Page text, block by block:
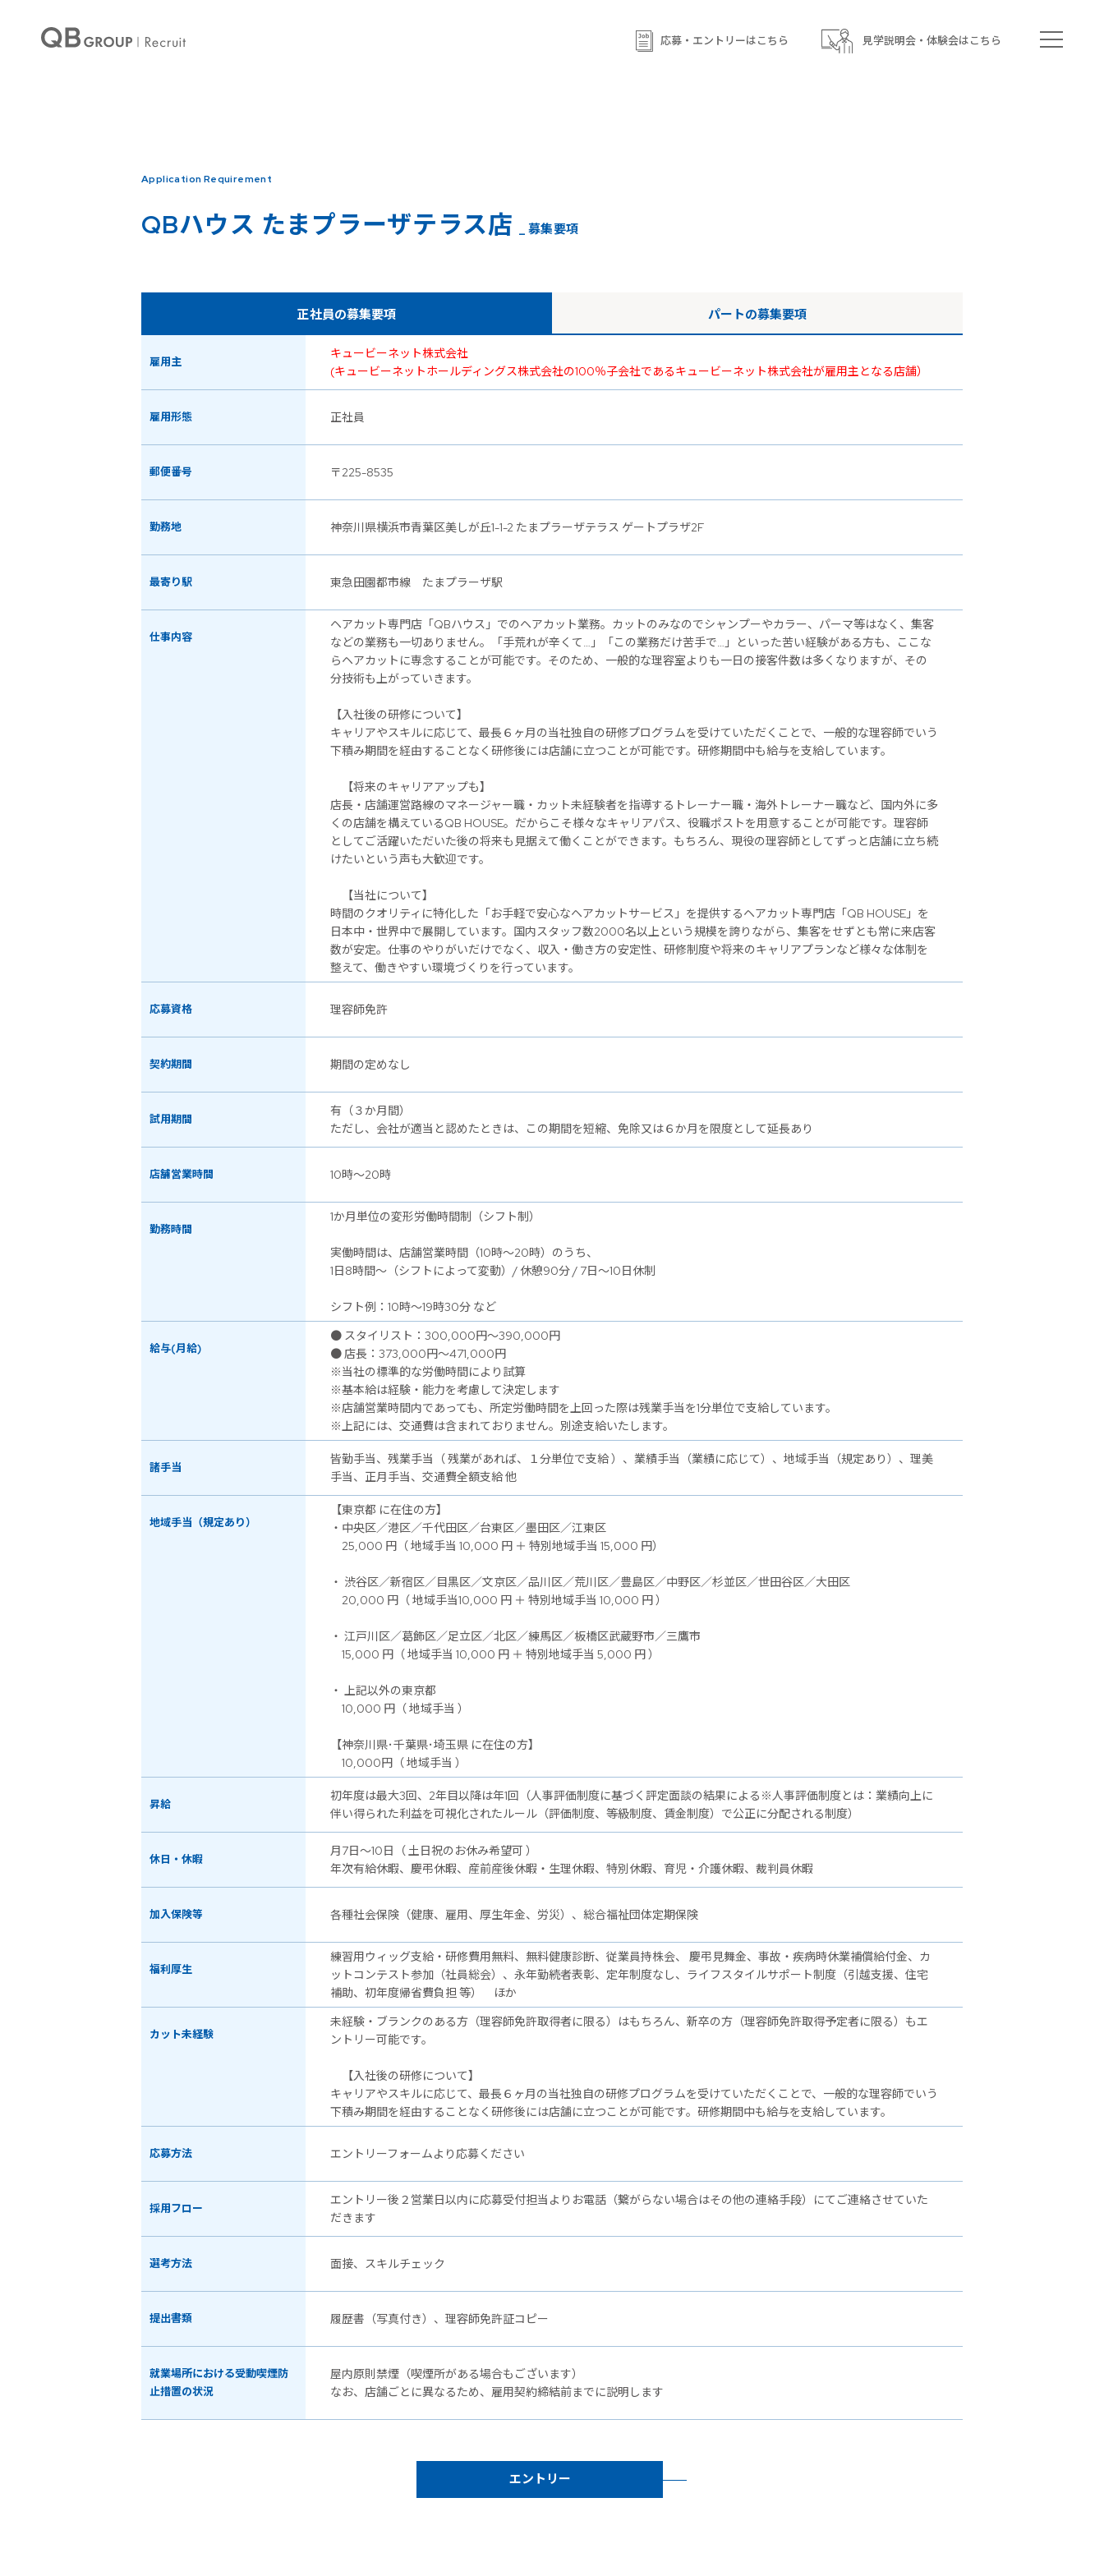
応募・エントリーはこちら 見学説明会・体験会はこちら
: Undefined array key 3 in/home/qbhouse/qb-recruit.com/public_html/wp-content/themes/qb/single-shop_recruit.php on line 93
Application Requirement
QBハウス たまプラーザテラス店 _ 募集要項
正社員の募集要項 パートの募集要項
雇用主
キュービーネット株式会社
(キュービーネットホールディングス株式会社の100％子会社であるキュービーネット株式会社が雇用主となる店舗）
雇用形態 正社員
郵便番号 〒225-8535
勤務地 神奈川県横浜市青葉区美しが丘1-1-2 たまプラーザテラス ゲートプラザ2F
最寄り駅 東急田園都市線 たまプラーザ駅
仕事内容
ヘアカット専門店「QBハウス」でのヘアカット業務。カットのみなのでシャンプーやカラー、パーマ等はなく、集客
などの業務も一切ありません。「手荒れが辛くて…」「この業務だけ苦手で…」といった苦い経験がある方も、ここな
らヘアカットに専念することが可能です。そのため、一般的な理容室よりも一日の接客件数は多くなりますが、その
分技術も上がっていきます。
【入社後の研修について】
キャリアやスキルに応じて、最長６ヶ月の当社独自の研修プログラムを受けていただくことで、一般的な理容師でいう
下積み期間を経由することなく研修後には店舗に立つことが可能です。研修期間中も給与を支給しています。
【将来のキャリアアップも】
店長・店舗運営路線のマネージャー職・カット未経験者を指導するトレーナー職・海外トレーナー職など、国内外に多
くの店舗を構えているQB HOUSE。だからこそ様々なキャリアパス、役職ポストを用意することが可能です。理容師
としてご活躍いただいた後の将来も見据えて働くことができます。もちろん、現役の理容師としてずっと店舗に立ち続
けたいという声も大歓迎です。
【当社について】
時間のクオリティに特化した「お手軽で安心なヘアカットサービス」を提供するヘアカット専門店「QB HOUSE」を
日本中・世界中で展開しています。国内スタッフ数2000名以上という規模を誇りながら、集客をせずとも常に来店客
数が安定。仕事のやりがいだけでなく、収入・働き方の安定性、研修制度や将来のキャリアプランなど様々な体制を
整えて、働きやすい環境づくりを行っています。
応募資格 理容師免許
契約期間 期間の定めなし
試用期間
有（３か月間）
ただし、会社が適当と認めたときは、この期間を短縮、免除又は６か月を限度として延長あり
店舗営業時間 10時～20時
勤務時間
1か月単位の変形労働時間制（シフト制）
実働時間は、店舗営業時間（10時～20時）のうち、
1日8時間～（シフトによって変動）/ 休憩90分 / 7日～10日休制
シフト例：10時～19時30分 など
給与(月給)
● スタイリスト：300,000円～390,000円
● 店長：373,000円～471,000円
※当社の標準的な労働時間により試算
※基本給は経験・能力を考慮して決定します
※店舗営業時間内であっても、所定労働時間を上回った際は残業手当を1分単位で支給しています。
※上記には、交通費は含まれておりません。別途支給いたします。
諸手当
皆勤手当、残業手当（ 残業があれば、１分単位で支給 ）、業績手当（業績に応じて）、地域手当（規定あり）、理美
手当、正月手当、交通費全額支給 他
地域手当（規定あり）
【東京都 に在住の方】
・中央区／港区／千代田区／台東区／墨田区／江東区
25,000 円（ 地域手当 10,000 円 ＋ 特別地域手当 15,000 円）
・ 渋谷区／新宿区／目黒区／文京区／品川区／荒川区／豊島区／中野区／杉並区／世田谷区／大田区
20,000 円（ 地域手当10,000 円 ＋ 特別地域手当 10,000 円 ）
・ 江戸川区／葛飾区／足立区／北区／練馬区／板橋区武蔵野市／三鷹市
15,000 円（ 地域手当 10,000 円 ＋ 特別地域手当 5,000 円 ）
・ 上記以外の東京都
10,000 円（ 地域手当 ）
【神奈川県･千葉県･埼玉県 に在住の方】
10,000円（ 地域手当 ）
昇給
初年度は最大3回、2年目以降は年1回（人事評価制度に基づく評定面談の結果による※人事評価制度とは：業績向上に
伴い得られた利益を可視化されたルール（評価制度、等級制度、賃金制度）で公正に分配される制度）
休日・休暇
月7日～10日（ 土日祝のお休み希望可 ）
年次有給休暇、慶弔休暇、産前産後休暇・生理休暇、特別休暇、育児・介護休暇、裁判員休暇
加入保険等 各種社会保険（健康、雇用、厚生年金、労災）、総合福祉団体定期保険
福利厚生
練習用ウィッグ支給・研修費用無料、無料健康診断、従業員持株会、 慶弔見舞金、事故・疾病時休業補償給付金、カ
ットコンテスト参加（社員総会）、永年勤続者表彰、定年制度なし、ライフスタイルサポート制度（引越支援、住宅
補助、初年度帰省費負担 等） ほか
カット未経験
未経験・ブランクのある方（理容師免許取得者に限る）はもちろん、新卒の方（理容師免許取得予定者に限る）もエ
ントリー可能です。
【入社後の研修について】
キャリアやスキルに応じて、最長６ヶ月の当社独自の研修プログラムを受けていただくことで、一般的な理容師でいう
下積み期間を経由することなく研修後には店舗に立つことが可能です。研修期間中も給与を支給しています。
応募方法 エントリーフォームより応募ください
採用フロー
エントリー後２営業日以内に応募受付担当よりお電話（繋がらない場合はその他の連絡手段）にてご連絡させていた
だきます
選考方法 面接、スキルチェック
提出書類 履歴書（写真付き）、理容師免許証コピー
就業場所における受動喫煙防
止措置の状況
屋内原則禁煙（喫煙所がある場合もございます）
なお、店舗ごとに異なるため、雇用契約締結前までに説明します
エントリー